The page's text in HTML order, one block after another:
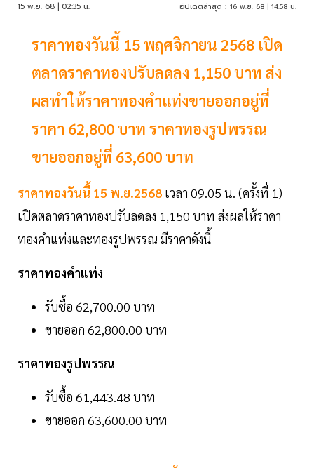
15 พ.ย. 68 | 02:35 น. อัปเดตล่าสุด : 16 พ.ย. 68 | 14:58 น.
ราคาทองวันนี้ 15 พฤศจิกายน 2568 เปิด
ตลาดราคาทองปรับลดลง 1,150 บาท ส่ง
ผลทำให้ราคาทองคำแท่งขายออกอยู่ที่
ราคา 62,800 บาท ราคาทองรูปพรรณ
ขายออกอยู่ที่ 63,600 บาท
ราคาทองวันนี้ 15 พ.ย.2568 เวลา 09.05 น. (ครั้งที่ 1)
เปิดตลาดราคาทองปรับลดลง 1,150 บาท ส่งผลให้ราคา
ทองคำแท่งและทองรูปพรรณ มีราคาดังนี้
ราคาทองคำแท่ง
รับซื้อ 62,700.00 บาท
ขายออก 62,800.00 บาท
ราคาทองรูปพรรณ
รับซื้อ 61,443.48 บาท
ขายออก 63,600.00 บาท